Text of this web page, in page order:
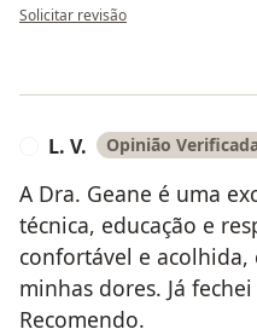
na opinião do utilizador Geovanna
Solicitar revisão
L. V. Opinião
A Dra. Geane é uma
técnica, educação e
confortável e
minhas dores. Já
Recomendo.